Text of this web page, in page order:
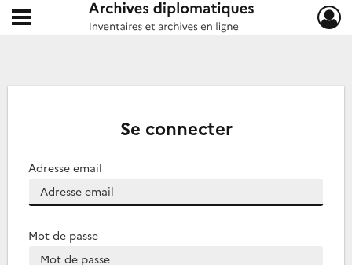
Archives diplomatiques
Ouvrir le menu déroulant
Se connecter
Adresse email
Mot de passe